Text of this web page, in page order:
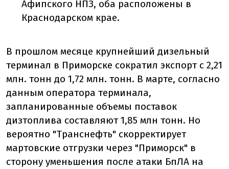
Афипского НПЗ, оба расположены в
Краснодарском крае.
В прошлом месяце крупнейший дизельный
терминал в Приморске сократил экспорт с 2,21
млн. тонн до 1,72 млн. тонн. В марте, согласно
данным оператора терминала,
запланированные объемы поставок
дизтоплива составляют 1,85 млн тонн. Но
вероятно "Транснефть" скорректирует
мартовские отгрузки через "Приморск" в
сторону уменьшения после атаки БпЛА на